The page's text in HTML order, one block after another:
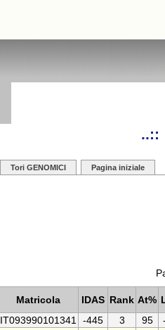
..::
Tori GENOMICI Pagina iniziale
Matricola IDAS Rank At%
IT093990101341 -445 3 95